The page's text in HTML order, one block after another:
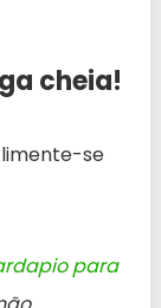
cheia!
se
para